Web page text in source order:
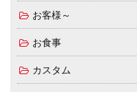
お客様～
お食事
カスタム